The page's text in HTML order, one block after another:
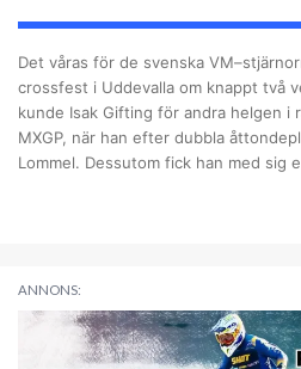
Det våras för de svenska
crossfest i Uddevalla om knappt två
kunde Isak Gifting för andra helgen i
MXGP, när han efter dubbla
Lommel. Dessutom fick han med sig
ANNONS: